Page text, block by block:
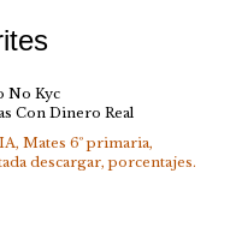
No Kyc
Con Dinero Real
, Mates 6º primaria,
descargar,porcentajes.